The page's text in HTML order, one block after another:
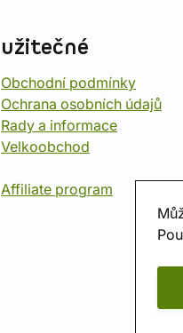
užitečné
Obchodní podmínky
Ochrana osobních údajů
Rady a informace
Velkoobchod
Affiliate program